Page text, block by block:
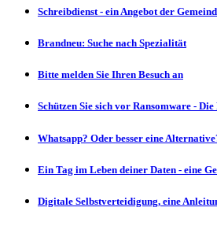
Schreibdienst - ein Angebot der
Brandneu: Suche nach Spezialität
Bitte melden Sie Ihren Besuch an
Schützen Sie sich vor Ransomware -
Whatsapp? Oder besser eine
Ein Tag im Leben deiner Daten - eine
Digitale Selbstverteidigung, eine